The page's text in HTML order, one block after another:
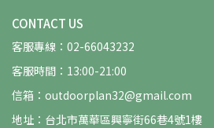
CONTACT US
客服專線：02-66043232
客服時間：13:00-21:00
信箱：outdoorplan32@gmail.com
地址：台北市萬華區興寧街66巷4號1樓